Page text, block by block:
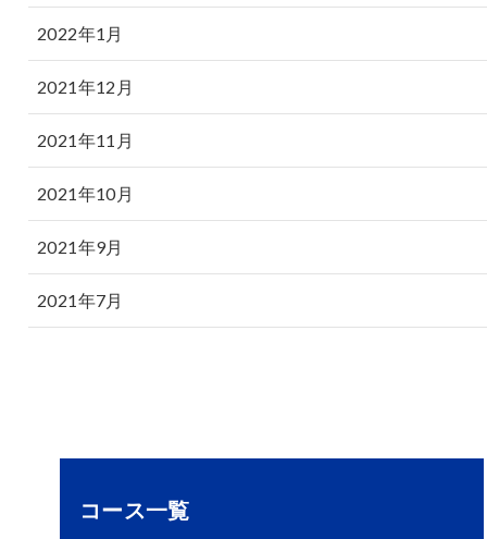
2022年1月
2021年12月
2021年11月
2021年10月
2021年9月
2021年7月
コース一覧